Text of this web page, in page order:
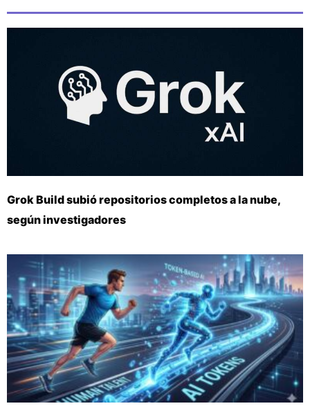
Grok Build subió repositorios completos a la nube,
según investigadores